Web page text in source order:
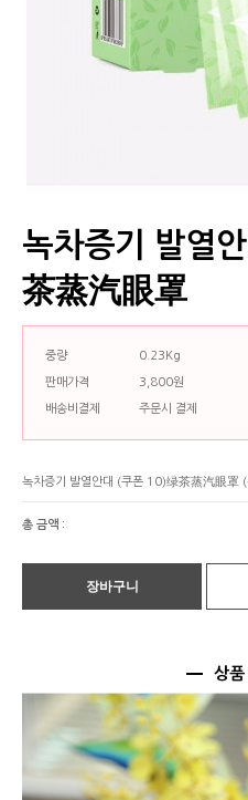
녹차증기 발열
茶蒸汽眼罩
중량 0.23Kg
판매가격 3,800원
배송비결제 주문시 결제
녹차증기 발열안대 (쿠폰 10)绿茶蒸汽眼罩
총 금액 :
상품